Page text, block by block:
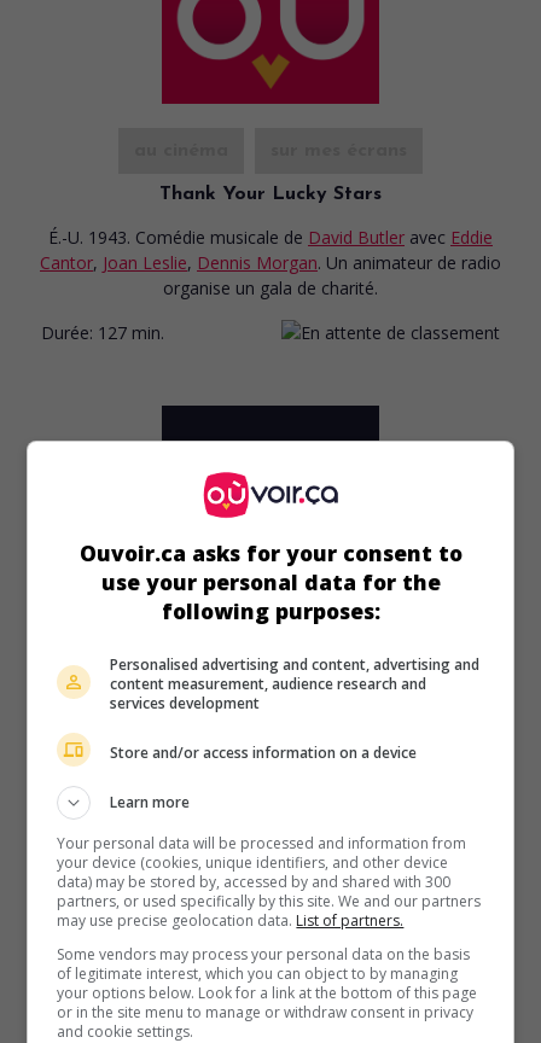
Thank Your Lucky Stars
É.-U. 1943. Comédie musicale de David Butler avec Eddie
Cantor, Joan Leslie, Dennis Morgan. Un animateur de radio
organise un gala de charité.
Durée: 127 min.
É.-U. 1935. Comédie musicalede Norman Taurog
Eddie Cantor,Ethel Merman, Sally Eilers. Un modeste
tailleur devenu gérant d'une foire a des ennuis avec des
Durée: 100 min.
Ouvoir.ca asks for your consent to
use your personal data for the
following purposes:
Personalised advertising and content, advertising and
content measurement, audience research and
services development
Store and/or access information on a device
Learn more
Your personal data will be processed and information from
your device (cookies, unique identifiers, and other device
data) may be stored by, accessed by and shared with 300
partners, or used specifically by this site. We and our partners
may use precise geolocation data. List of partners.
Some vendors may process your personal data on the basis
of legitimate interest, which you can object to by managing
your options below. Look for a link at the bottom of this page
or in the site menu to manage or withdraw consent in privacy
and cookie settings.